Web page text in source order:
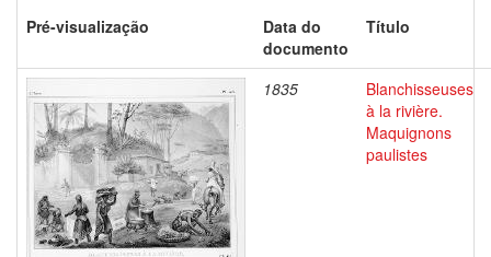
Pré-visualização
Data do
documento
Título
1835
Blanchisseuses
à la rivière.
Maquignons
paulistes